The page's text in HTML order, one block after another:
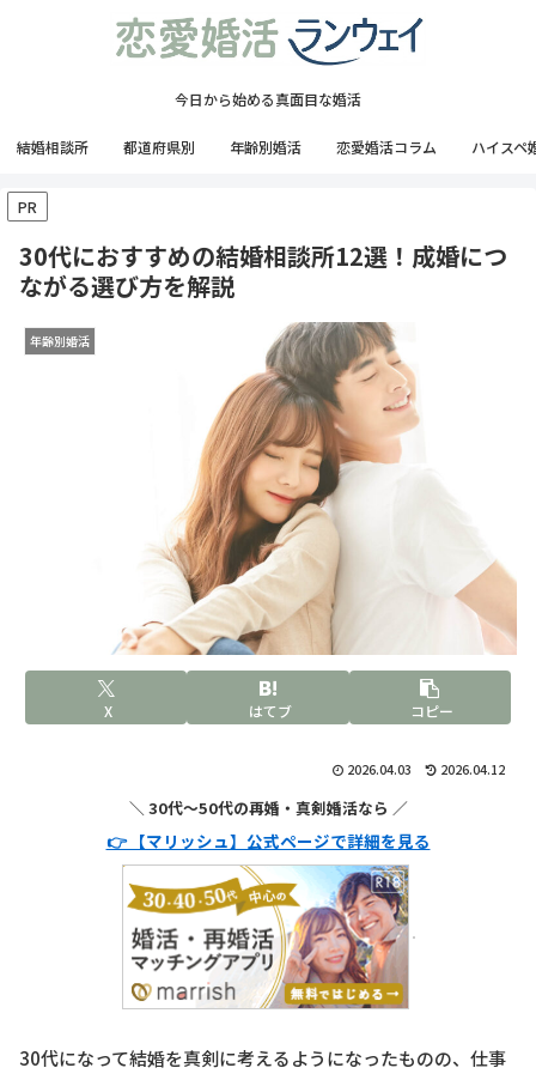
今日から始める真面目な婚活
結婚相談所 都道府県別 年齢別婚活 恋愛婚活コラム ハイスペ
PR
30代におすすめの結婚相談所12選！成婚につ
ながる選び方を解説
年齢別婚活
X はてブ コピー
2026.04.03 2026.04.12
＼ 30代〜50代の再婚・真剣婚活なら ／
👉 【マリッシュ】公式ページで詳細を見る
30代になって結婚を真剣に考えるようになったものの、仕事